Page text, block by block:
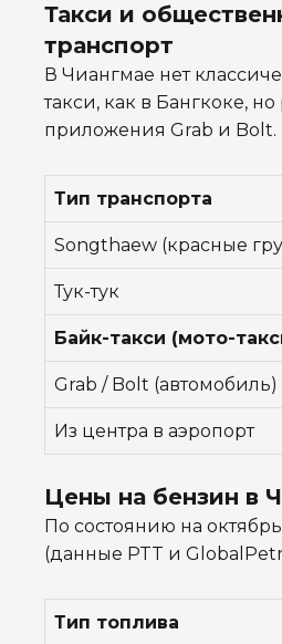
Такси и
транспорт
В Чиангмае нет
такси, как в Бангкоке, но
приложения Grab и Bolt.
Тип транспорта
Songthaew (красные
Тук-тук
Байк-такси (мото-
Grab / Bolt (автомобиль)
Из центра в аэропорт
Цены на бензин в
По состоянию на
(данные PTT и
Тип топлива